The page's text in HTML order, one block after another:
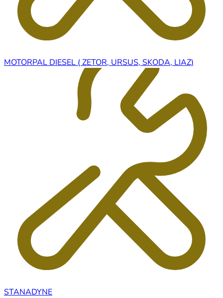
MOTORPAL DIESEL ( ZETOR, URSUS, SKODA, LIAZ)
STANADYNE